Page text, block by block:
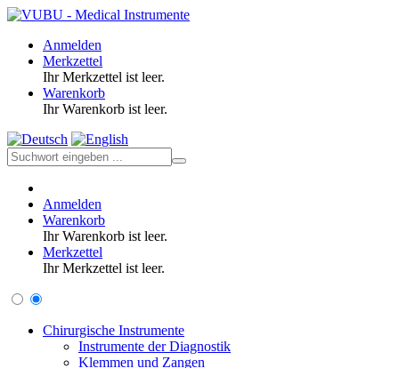
Anmelden
Merkzettel
Ihr Merkzettel ist leer.
Warenkorb
Ihr Warenkorb ist leer.
Anmelden
Warenkorb
Ihr Warenkorb ist leer.
Merkzettel
Ihr Merkzettel ist leer.
Chirurgische Instrumente
Instrumente der Diagnostik
Klemmen und Zangen